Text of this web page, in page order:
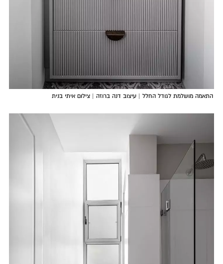
התאמה מושלמת לגודל החלל | עיצוב דנה ברוזה | צילום איתי בנית